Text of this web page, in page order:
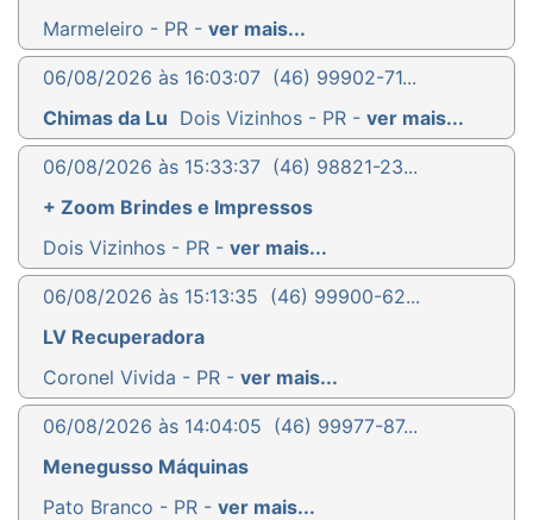
Marmeleiro - PR - ver mais...
06/08/2026 às 16:03:07 (46) 99902-71...
Chimas da Lu Dois Vizinhos - PR - ver mais...
06/08/2026 às 15:33:37 (46) 98821-23...
+ Zoom Brindes e Impressos
Dois Vizinhos - PR - ver mais...
06/08/2026 às 15:13:35 (46) 99900-62...
LV Recuperadora
Coronel Vivida - PR - ver mais...
06/08/2026 às 14:04:05 (46) 99977-87...
Menegusso Máquinas
Pato Branco - PR - ver mais...